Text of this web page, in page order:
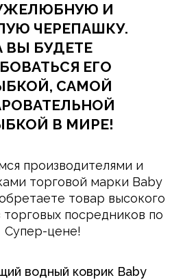
И
ЧЕРЕПАШКУ.
ВЫ БУДЕТЕ
ЕГО
САМОЙ
В МИРЕ!
производителями и
торговой марки Baby
товар высокого
торговых посредников по
Супер-цене!
водный коврик Baby